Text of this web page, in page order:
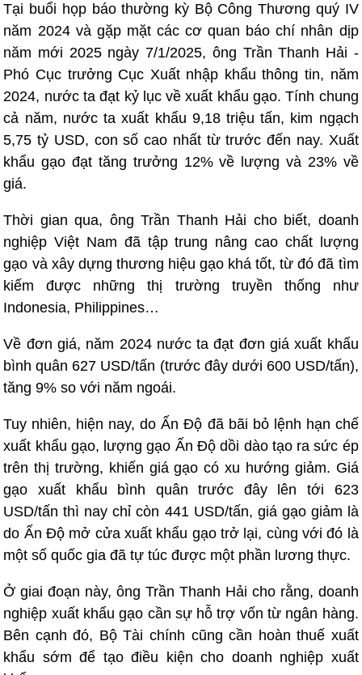
Tại buổi họp báo thường kỳ Bộ Công Thương quý IV
năm 2024 và gặp mặt các cơ quan báo chí nhân dịp
năm mới 2025 ngày 7/1/2025, ông Trần Thanh Hải -
Phó Cục trưởng Cục Xuất nhập khẩu thông tin, năm
2024, nước ta đạt kỷ lục về xuất khẩu gạo. Tính chung
cả năm, nước ta xuất khẩu 9,18 triệu tấn, kim ngạch
5,75 tỷ USD, con số cao nhất từ trước đến nay. Xuất
khẩu gạo đạt tăng trưởng 12% về lượng và 23% về
giá.
Thời gian qua, ông Trần Thanh Hải cho biết, doanh
nghiệp Việt Nam đã tập trung nâng cao chất lượng
gạo và xây dựng thương hiệu gạo khá tốt, từ đó đã tìm
kiếm được những thị trường truyền thống như
Indonesia, Philippines…
Về đơn giá, năm 2024 nước ta đạt đơn giá xuất khẩu
bình quân 627 USD/tấn (trước đây dưới 600 USD/tấn),
tăng 9% so với năm ngoái.
Tuy nhiên, hiện nay, do Ấn Độ đã bãi bỏ lệnh hạn chế
xuất khẩu gạo, lượng gạo Ấn Độ dồi dào tạo ra sức ép
trên thị trường, khiến giá gạo có xu hướng giảm. Giá
gạo xuất khẩu bình quân trước đây lên tới 623
USD/tấn thì nay chỉ còn 441 USD/tấn, giá gạo giảm là
do Ấn Độ mở cửa xuất khẩu gạo trở lại, cùng với đó là
một số quốc gia đã tự túc được một phần lương thực.
Ở giai đoạn này, ông Trần Thanh Hải cho rằng, doanh
nghiệp xuất khẩu gạo cần sự hỗ trợ vốn từ ngân hàng.
Bên cạnh đó, Bộ Tài chính cũng cần hoàn thuế xuất
khẩu sớm để tạo điều kiện cho doanh nghiệp xuất